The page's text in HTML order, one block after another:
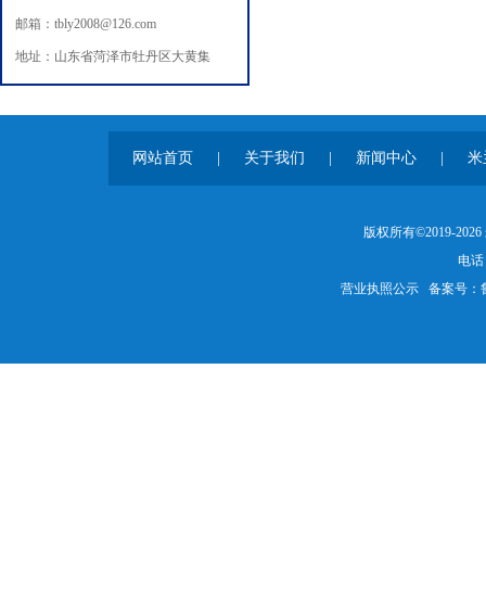
邮箱：tbly2008@126.com
地址：山东省菏泽市牡丹区大黄集
网站首页 关于我们 新闻中心 米
版权所有©2019-
电话
营业执照公示备案号：鲁